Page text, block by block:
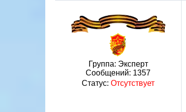
Группа: Эксперт
Сообщений: 1357
Статус: Отсутствует